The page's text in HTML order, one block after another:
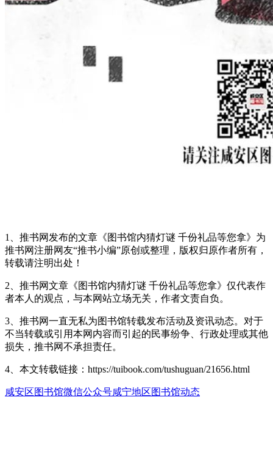
1、推书网发布的文章《图书馆内猜灯谜 千份礼品等您拿》为
推书网注册网友“推书小编”原创或整理，版权归原作者所有，
转载请注明出处！
2、推书网文章《图书馆内猜灯谜 千份礼品等您拿》仅代表作
者本人的观点，与本网站立场无关，作者文责自负。
3、推书网一直无私为图书馆转载发布活动及资讯动态。对于
不当转载或引用本网内容而引起的民事纷争、行政处理或其他
损失，推书网不承担责任。
4、本文转载链接：https://tuibook.com/tushuguan/21656.html
咸安区图书馆微信公众号咸宁地区图书馆动态